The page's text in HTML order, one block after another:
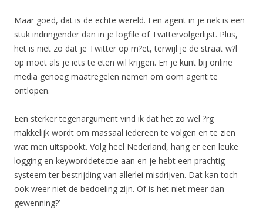
Maar goed, dat is de echte wereld. Een agent in je nek is een
stuk indringender dan in je logfile of Twittervolgerlijst. Plus,
het is niet zo dat je Twitter op m?et, terwijl je de straat w?l
op moet als je iets te eten wil krijgen. En je kunt bij online
media genoeg maatregelen nemen om oom agent te
ontlopen.
Een sterker tegenargument vind ik dat het zo wel ?rg
makkelijk wordt om massaal iedereen te volgen en te zien
wat men uitspookt. Volg heel Nederland, hang er een leuke
logging en keyworddetectie aan en je hebt een prachtig
systeem ter bestrijding van allerlei misdrijven. Dat kan toch
ook weer niet de bedoeling zijn. Of is het niet meer dan
gewenning?’